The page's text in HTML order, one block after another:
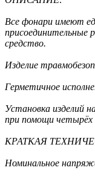
Все фонари имеют
присоединительные
средство.
Изделие
Герметичное
Установка изделий
при помощи четырёх
КРАТКАЯ
Номинальное